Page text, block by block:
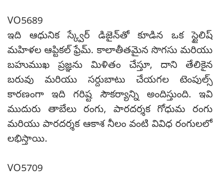
VO5689
ఇది ఆధునిక స్క్వేర్ డిజైన్‌తో కూడిన ఒక స్టైలిష్
మహిళల ఆప్టికల్ ఫ్రేమ్. కాలాతీతమైన సొగసు మరియు
బహుముఖ ప్రజ్ఞను మిళితం చేస్తూ, దాని తేలికైన
బరువు మరియు సర్దుబాటు చేయగల టెంపుల్స్
కారణంగా ఇది గరిష్ట సౌకర్యాన్ని అందిస్తుంది. ఇవి
ముదురు తాబేలు రంగు, పారదర్శక గోధుమ రంగు
మరియు పారదర్శక ఆకాశ నీలం వంటి వివిధ రంగులలో
లభిస్తాయి.
VO5709